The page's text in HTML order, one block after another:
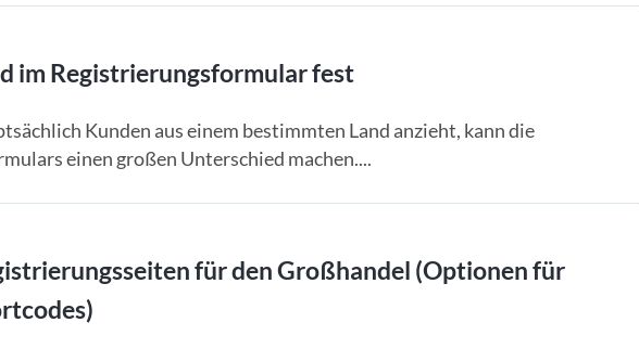
im Registrierungsformular fest
Kunden aus einem bestimmten Land anzieht, kann die
einen großen Unterschied machen....
für den Großhandel (Optionen für